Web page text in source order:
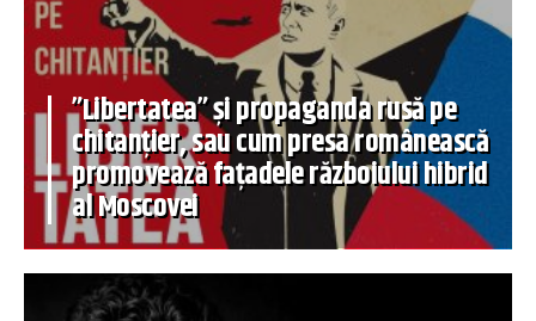
”Libertatea” și propaganda rusă pe
chitanțier, sau cum presa românească
promovează fațadele războiului hibrid
al Moscovei